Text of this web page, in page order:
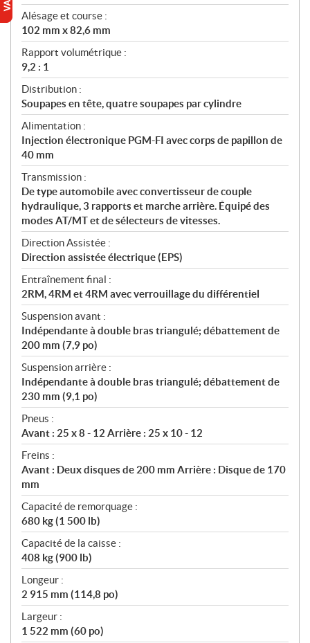
Alésage et course :
102 mm x 82,6 mm
Rapport volumétrique :
9,2 : 1
Distribution :
Soupapes en tête, quatre soupapes par cylindre
Alimentation :
Injection électronique PGM-FI avec corps de papillon de
40 mm
Transmission :
De type automobile avec convertisseur de couple
hydraulique, 3 rapports et marche arrière. Équipé des
modes AT/MT et de sélecteurs de vitesses.
Direction Assistée :
Direction assistée électrique (EPS)
Entraînement final :
2RM, 4RM et 4RM avec verrouillage du différentiel
Suspension avant :
Indépendante à double bras triangulé; débattement de
200 mm (7,9 po)
Suspension arrière :
Indépendante à double bras triangulé; débattement de
230 mm (9,1 po)
Pneus :
Avant : 25 x 8 - 12 Arrière : 25 x 10 - 12
Freins :
Avant : Deux disques de 200 mm Arrière : Disque de 170
mm
Capacité de remorquage :
680 kg (1 500 lb)
Capacité de la caisse :
408 kg (900 lb)
Longeur :
2 915 mm (114,8 po)
Largeur :
1 522 mm (60 po)